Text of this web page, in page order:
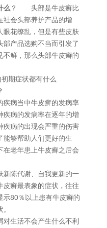
么 ？ 头部是牛皮癣比
社会头部养护产品的增
眼花缭乱，但是有些皮肤
产品选购不当而引发了
不鲜，那么头部牛皮癣的
病当中牛皮癣的发病率
疾病的发病率在逐年的增
疾病的出现会严重的伤害
能够帮助人们更好的生
在老年患上牛皮癣之后会
陈代谢、自我更新的一
皮癣最表象的症状，往往
示80％以上患有牛皮癣的
生活不会产生什么不利